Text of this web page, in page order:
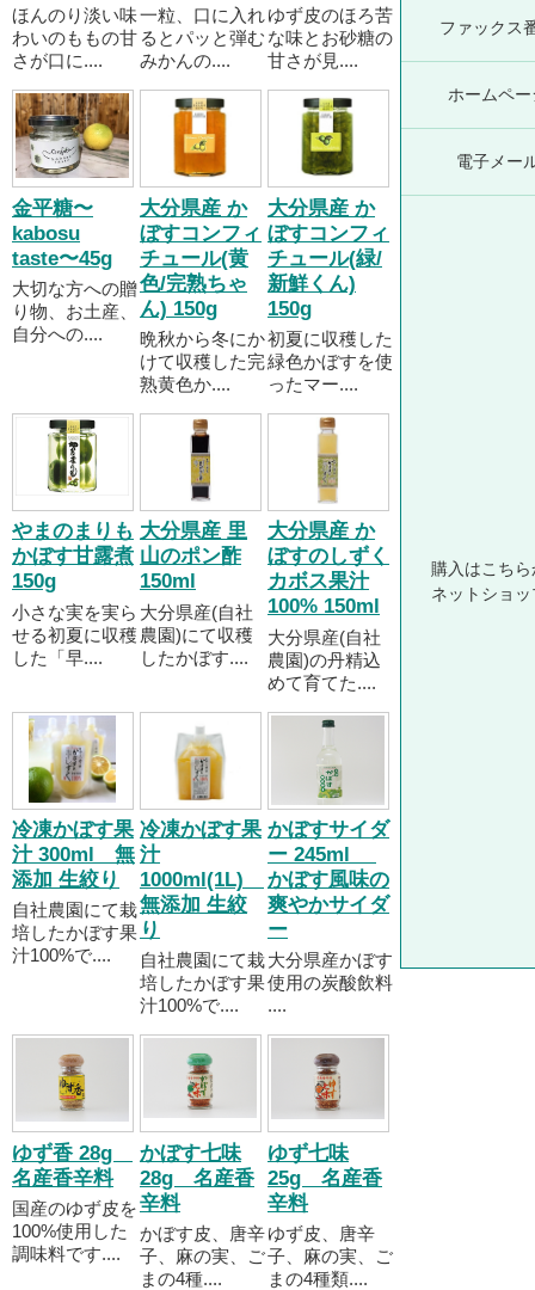
ほんのり淡い味
わいのももの甘
さが口に....
一粒、口に入れ
るとパッと弾む
みかんの....
ゆず皮のほろ苦
な味とお砂糖の
甘さが見....
金平糖〜
kabosu
taste〜45g
大切な方への贈
り物、お土産、
自分への....
大分県産 か
ぼすコンフィ
チュール(黄
色/完熟ちゃ
ん) 150g
晩秋から冬にか
けて収穫した完
熟黄色か....
大分県産 か
ぼすコンフィ
チュール(緑/
新鮮くん)
150g
初夏に収穫した
緑色かぼすを使
ったマー....
やまのまりも
かぼす甘露煮
150g
小さな実を実ら
せる初夏に収穫
した「早....
大分県産 里
山のポン酢
150ml
大分県産(自社
農園)にて収穫
したかぼす....
大分県産 か
ぼすのしずく
カボス果汁
100% 150ml
大分県産(自社
農園)の丹精込
めて育てた....
冷凍かぼす果
汁 300ml 無
添加 生絞り
自社農園にて栽
培したかぼす果
汁100%で....
冷凍かぼす果
汁
1000ml(1L)
無添加 生絞
り
自社農園にて栽
培したかぼす果
汁100%で....
かぼすサイダ
ー 245ml
かぼす風味の
爽やかサイダ
ー
大分県産かぼす
使用の炭酸飲料
....
ゆず香 28g
名産香辛料
国産のゆず皮を
100%使用した
調味料です....
かぼす七味
28g 名産香
辛料
かぼす皮、唐辛
子、麻の実、ご
まの4種....
ゆず七味
25g 名産香
辛料
ゆず皮、唐辛
子、麻の実、ご
まの4種類....
ファックス
ホームペー
電子メー
購入はこちら
ネットショッ